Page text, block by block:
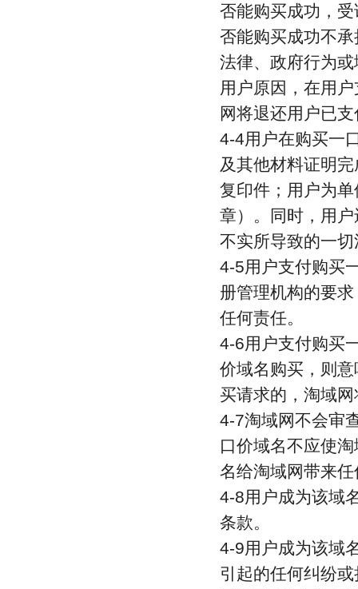
否能购买成功，
否能购买成功不
法律、政府行为
用户原因，在用
网将退还用户已
4-4用户在购买一
及其他材料证明
复印件；用户为
章）。同时，用
不实所导致的一
4-5用户支付购买
册管理机构的要
任何责任。
4-6用户支付购买
价域名购买，则
买请求的，淘域
4-7淘域网不会审
口价域名不应使
名给淘域网带来
4-8用户成为该域
条款。
4-9用户成为该域
引起的任何纠纷